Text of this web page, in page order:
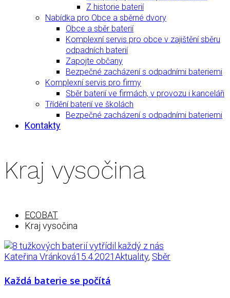
Z historie baterií
Nabídka pro Obce a sběrné dvory
Obce a sběr baterií
Komplexní servis pro obce v zajištění sběru
odpadních baterií
Zapojte občany
Bezpečné zacházení s odpadními bateriemi
Komplexní servis pro firmy
Sběr baterií ve firmách, v provozu i kanceláři
Třídění baterií ve školách
Bezpečné zacházení s odpadními bateriemi
Kontakty
Kraj vysočina
ECOBAT
Kraj vysočina
Kateřina Vránková15.4.2021Aktuality, Sběr
Každá baterie se počítá